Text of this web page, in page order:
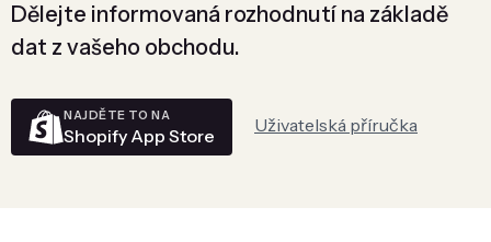
Dělejte informovaná rozhodnutí na základě
dat z vašeho obchodu.
NAJDĚTE TO NA
Shopify App Store Uživatelská příručka